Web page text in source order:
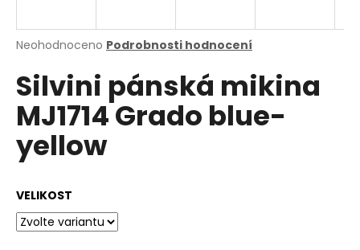
Průměrné
produktu
je
0,0
5
hvězdiček.
Neohodnoceno Podrobnosti hodnocení
Silvini pánská mikina
MJ1714 Grado blue-
yellow
VELIKOST
j
t
?